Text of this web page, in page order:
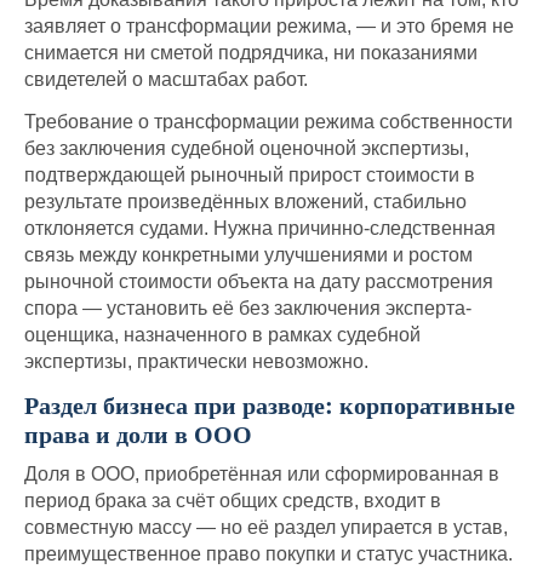
заявляет о трансформации режима, — и это бремя не
снимается ни сметой подрядчика, ни показаниями
свидетелей о масштабах работ.
Требование о трансформации режима собственности
без заключения судебной оценочной экспертизы,
подтверждающей рыночный прирост стоимости в
результате произведённых вложений, стабильно
отклоняется судами. Нужна причинно-следственная
связь между конкретными улучшениями и ростом
рыночной стоимости объекта на дату рассмотрения
спора — установить её без заключения эксперта-
оценщика, назначенного в рамках судебной
экспертизы, практически невозможно.
Раздел бизнеса при разводе: корпоративные
права и доли в ООО
Доля в ООО, приобретённая или сформированная в
период брака за счёт общих средств, входит в
совместную массу — но её раздел упирается в устав,
преимущественное право покупки и статус участника.